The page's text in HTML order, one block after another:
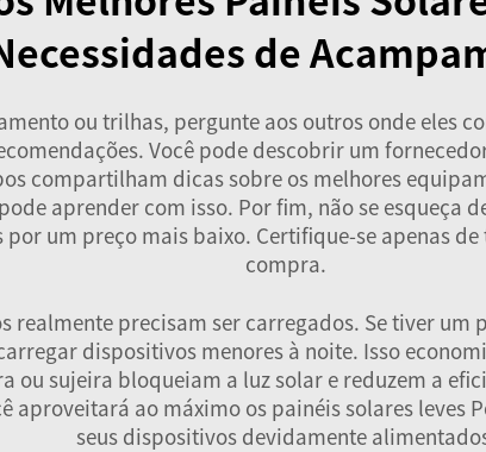
de
ou trilhas, pergunte aos outros onde eles
Você pode descobrir um
compartilham dicas sobre os melhores
aprender com isso. Por fim, não se esqueça
um preço mais baixo. Certifique-se apenas
compra.
realmente precisam ser carregados. Se tiver
dispositivos menores à noite. Isso
ou sujeira bloqueiam a luz solar e reduzem a
aproveitará ao máximo os painéis solares
seus dispositivos devidamente